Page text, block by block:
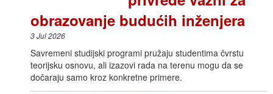
obrazovanje budućih inženjera
3 Jul 2026
Savremeni studijski programi pružaju studentima čvrstu
teorijsku osnovu, ali izazovi rada na terenu mogu da se
dočaraju samo kroz konkretne primere.